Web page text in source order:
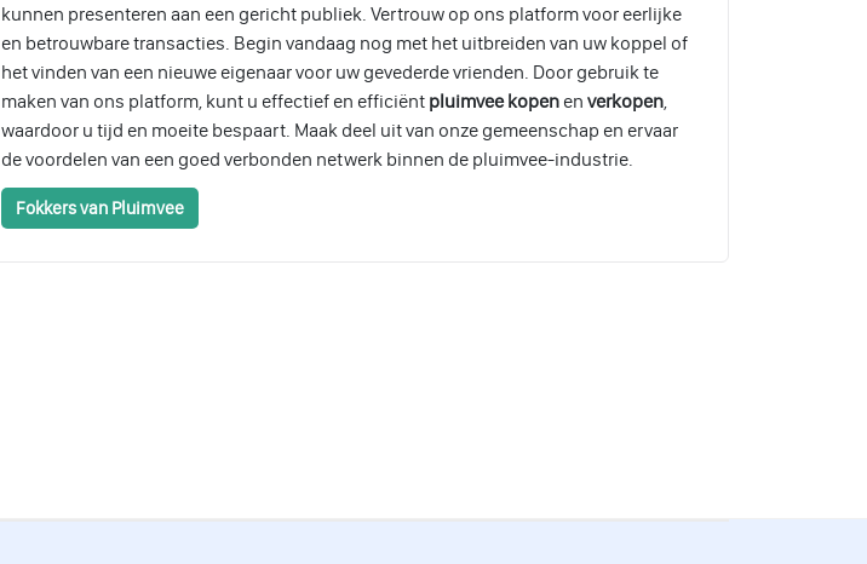
kunnen presenteren aan een gericht publiek. Vertrouw op ons platform voor eerlijke
en betrouwbare transacties. Begin vandaag nog met het uitbreiden van uw koppel of
het vinden van een nieuwe eigenaar voor uw gevederde vrienden. Door gebruik te
maken van ons platform, kunt u effectief en efficiënt pluimvee kopen enverkopen,
waardoor u tijd en moeite bespaart. Maak deel uit van onze gemeenschap en ervaar
de voordelen van een goed verbonden netwerk binnen de pluimvee-industrie.
Fokkers van Pluimvee